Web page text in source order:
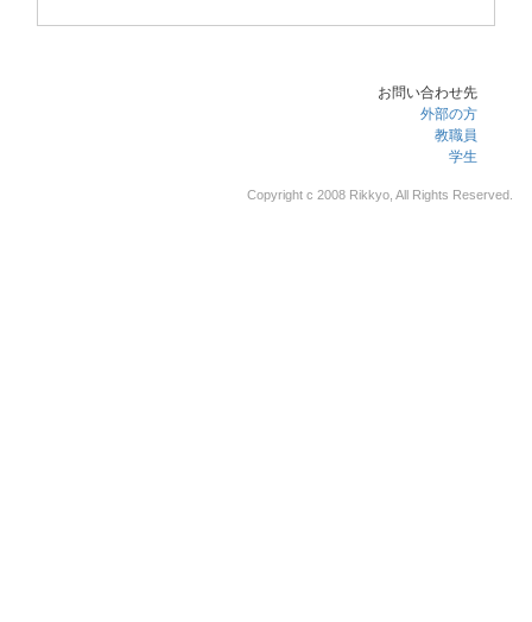
お問い合わせ先
外部の方
教職員
学生
Copyright c 2008 Rikkyo, All Rights Reserved.